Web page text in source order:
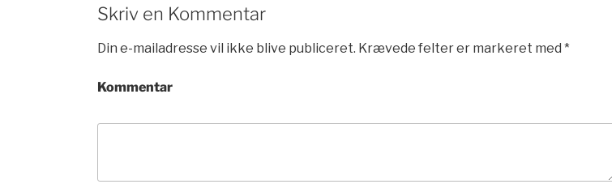
Skriv en Kommentar
Din e-mailadresse vil ikke blive publiceret. Krævede felter er markeret med *
Kommentar